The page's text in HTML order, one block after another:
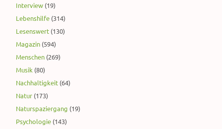
Interview (19)
Lebenshilfe (314)
Lesenswert (130)
Magazin (594)
Menschen (269)
Musik (80)
Nachhaltigkeit (64)
Natur (173)
Naturspaziergang (19)
Psychologie (143)